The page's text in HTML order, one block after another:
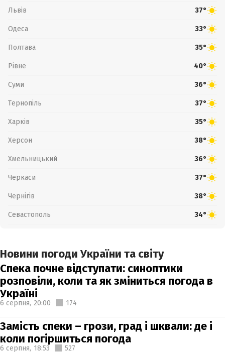
Львів 37°
Одеса 33°
Полтава 35°
Рівне 40°
Суми 36°
Тернопіль 37°
Харків 35°
Херсон 38°
Хмельницький 36°
Черкаси 37°
Чернігів 38°
Севастополь 34°
Новини погоди України та світу
Спека почне відступати: синоптики
розповіли, коли та як зміниться погода в
Україні
6 серпня, 20:00 174
Замість спеки – грози, град і шквали: де і
коли погіршиться погода
6 серпня, 18:53 527